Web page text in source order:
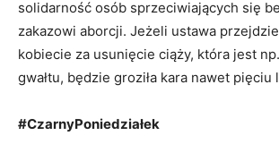
solidarność osób sprzeciwiających się
zakazowi aborcji. Jeżeli ustawa
kobiecie za usunięcie ciąży, która jest
gwałtu, będzie groziła kara nawet pięciu
#CzarnyPoniedziałek